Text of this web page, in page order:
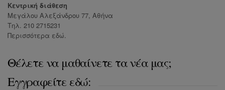
Κεντρική διάθεση
Μεγάλου Αλεξάνδρου 77, Αθήνα
Τηλ. 210 2715231
Περισσότερα εδώ.
Θέλετε να μαθαίνετε τα νέα μας;
Εγγραφείτε εδώ: